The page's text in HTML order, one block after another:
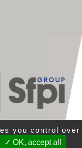
you control over
✓ OK, accept all